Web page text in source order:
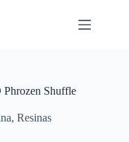
Phrozen Shuffle
, Resinas